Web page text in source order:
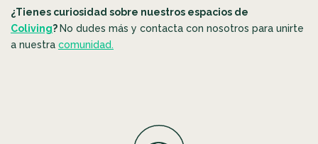
¿Tienes curiosidad sobre nuestros espacios de
Coliving? No dudes más y contacta con nosotros para unirte
a nuestra comunidad.